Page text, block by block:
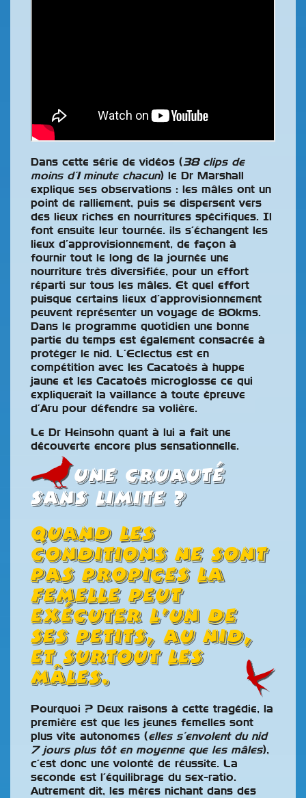
Dans cette série de vidéos (38 clips de
moins d’1 minute chacun) le Dr Marshall
explique ses observations : les mâles ont un
point de ralliement, puis se dispersent vers
des lieux riches en nourritures spécifiques. Il
font ensuite leur tournée. ils s’échangent les
lieux d’approvisionnement, de façon à
fournir tout le long de la journée une
nourriture très diversifiée, pour un effort
réparti sur tous les mâles. Et quel effort
puisque certains lieux d’approvisionnement
peuvent représenter un voyage de 80kms.
Dans le programme quotidien une bonne
partie du temps est également consacrée à
protéger le nid. L’Eclectus est en
compétition avec les Cacatoès à huppe
jaune et les Cacatoès microglosse ce qui
expliquerait la vaillance à toute épreuve
d’Aru pour défendre sa volière.
Le Dr Heinsohn quant à lui a fait une
découverte encore plus sensationnelle.
Une cruauté
sans limite ?
Quand les
conditions ne sont
pas propices la
femelle peut
exécuter l’un de
ses petits, au nid,
et surtout les
mâles.
Pourquoi ? Deux raisons à cette tragédie, la
première est que les jeunes femelles sont
plus vite autonomes (elles s’envolent du nid
7 jours plus tôt en moyenne que les mâles),
c’est donc une volonté de réussite. La
seconde est l’équilibrage du sex-ratio.
Autrement dit, les mères nichant dans des